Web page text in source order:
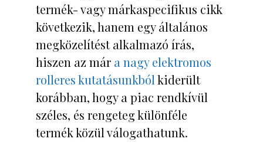
termék- vagy márkaspecifikus cikk
következik, hanem egy általános
megközelítést alkalmazó írás,
hiszen az már a nagy elektromos
rolleres kutatásunkból kiderült
korábban, hogy a piac rendkívül
széles, és rengeteg különféle
termék közül válogathatunk.